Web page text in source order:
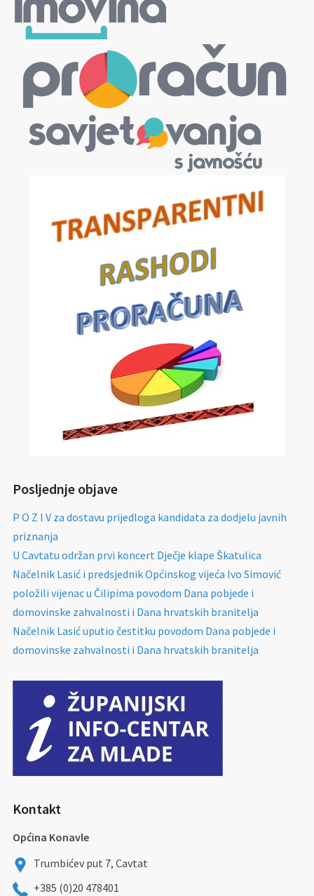
Posljednje objave
P O Z I V za dostavu prijedloga kandidata za dodjelu javnih
priznanja
U Cavtatu održan prvi koncert Dječje klape Škatulica
Načelnik Lasić i predsjednik Općinskog vijeća Ivo Simović
položili vijenac u Čilipima povodom Dana pobjede i
domovinske zahvalnosti i Dana hrvatskih branitelja
Načelnik Lasić uputio čestitku povodom Dana pobjede i
domovinske zahvalnosti i Dana hrvatskih branitelja
Kontakt
Općina Konavle
Trumbićev put 7, Cavtat
+385 (0)20 478401